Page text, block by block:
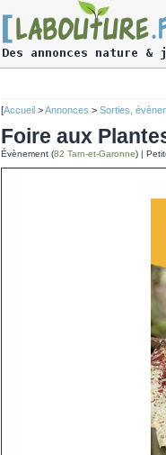
[Accueil >Annonces > Sorties,
Foire aux
Évènement (82 Tarn-et-Garonne) |